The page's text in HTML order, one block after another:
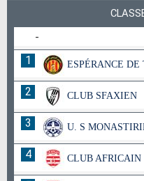
-
1 ESPÉRANCE DE
2 CLUB SFAXIEN
3 U. S
4 CLUB AFRICAIN